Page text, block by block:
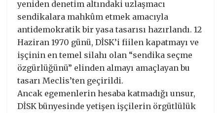
yeniden denetim altındaki uzlaşmacı
sendikalara mahkûm etmek amacıyla
antidemokratik bir yasa tasarısı hazırlandı. 12
Haziran 1970 günü, DİSK’i fiilen kapatmayı ve
işçinin en temel silahı olan “sendika seçme
özgürlüğünü” elinden almayı amaçlayan bu
tasarı Meclis’ten geçirildi.
Ancak egemenlerin hesaba katmadığı unsur,
DİSK bünyesinde yetişen işçilerin örgütlülük